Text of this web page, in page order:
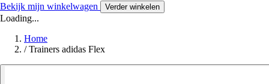
Bekijk mijn winkelwagen Verder winkelen
Loading...
Home
/ Trainers adidas Flex